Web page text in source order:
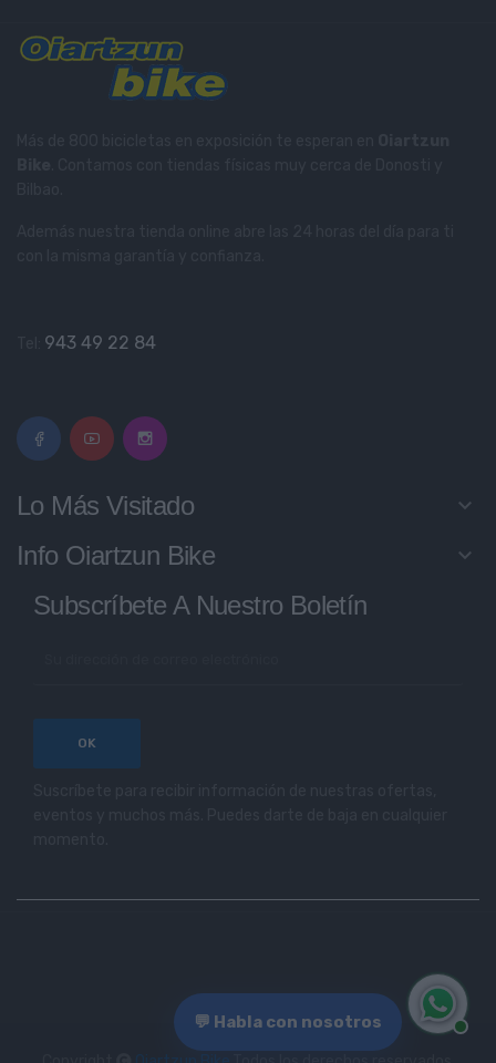
943 49 22 84
Lo Más Visitado keyboard_arrow_down
Info Oiartzun Bike keyboard_arrow_down
Subscríbete A Nuestro Boletín
💬 Habla con nosotros